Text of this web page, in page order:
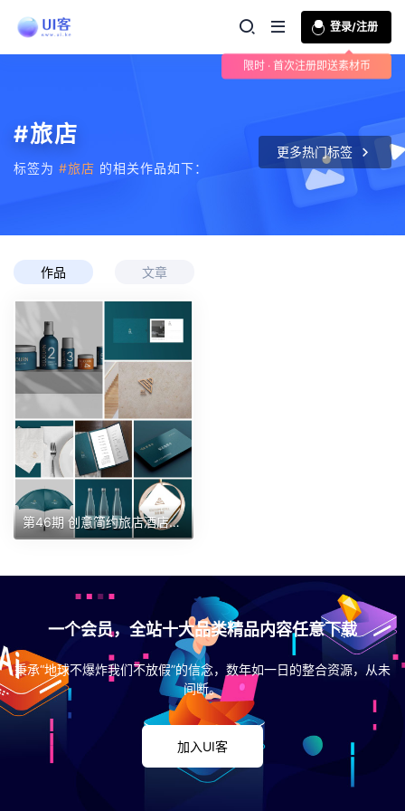
登录/注册
限时 · 首次注册即送素材币
#旅店
标签为 #旅店 的相关作品如下：
更多热门标签
作品 文章
第46期 创意简约旅店酒店民宿拖鞋毛巾衣服杯子样机
一个会员，全站十大品类精品内容任意下载
秉承“地球不爆炸我们不放假”的信念，数年如一日的整合资源，从未
间断。
加入UI客